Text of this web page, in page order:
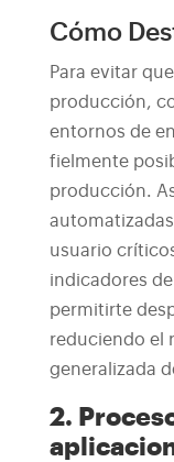
Cómo
Para evitar
producción,
entornos de
fielmente
producción.
usuario
indicadores
permitirte
reduciendo el
generalizada
2.